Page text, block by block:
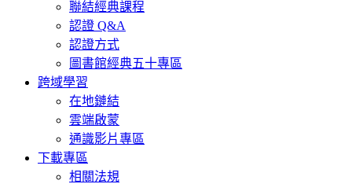
聯結經典課程
認證 Q&A
認證方式
圖書館經典五十專區
跨域學習
在地鏈結
雲端啟蒙
通識影片專區
下載專區
相關法規